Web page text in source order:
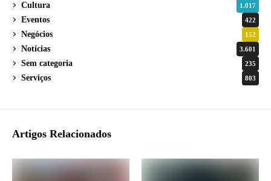
Cultura 1.017
Eventos 422
Negócios 152
Notícias 3.601
Sem categoria 235
Serviços 803
Artigos Relacionados